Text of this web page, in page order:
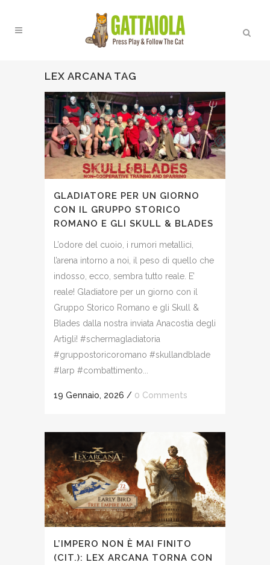
LEX ARCANA TAG
GLADIATORE PER UN GIORNO
CON IL GRUPPO STORICO
ROMANO E GLI SKULL & BLADES
L’odore del cuoio, i rumori metallici,
l’arena intorno a noi, il peso di quello che
indosso, ecco, sembra tutto reale. E’
reale! Gladiatore per un giorno con il
Gruppo Storico Romano e gli Skull &
Blades dalla nostra inviata Anacostia degli
Artigli! #schermagladiatoria
#gruppostoricoromano #skullandblade
#larp #combattimento...
19 Gennaio, 2026 / 0 Comments
L’IMPERO NON È MAI FINITO
(CIT.): LEX ARCANA TORNA CON